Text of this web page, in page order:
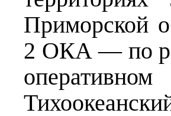
Приморской
2 ОКА — по